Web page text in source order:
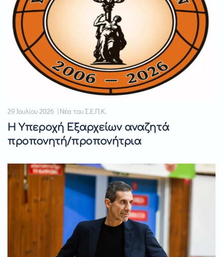
29 Ιουλίου 2026 | Νέα του Σ.Ε.Π.Κ.
Η Υπεροχή Εξαρχείων αναζητά
προπονητή/προπονήτρια